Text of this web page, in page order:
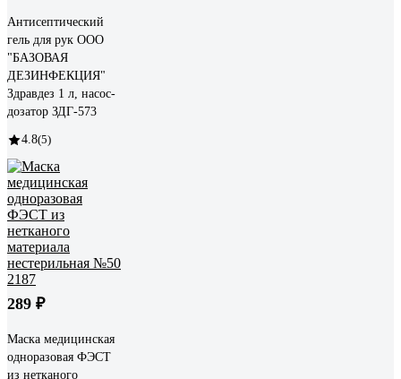
Антисептический
гель для рук ООО
"БАЗОВАЯ
ДЕЗИНФЕКЦИЯ"
Здравдез 1 л, насос-
дозатор ЗДГ-573
4.8(5)
289 ₽
Маска медицинская
одноразовая ФЭСТ
из нетканого